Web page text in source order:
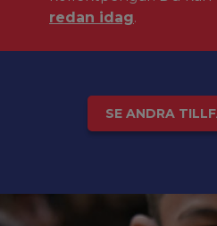
redan idag.
SE ANDRA